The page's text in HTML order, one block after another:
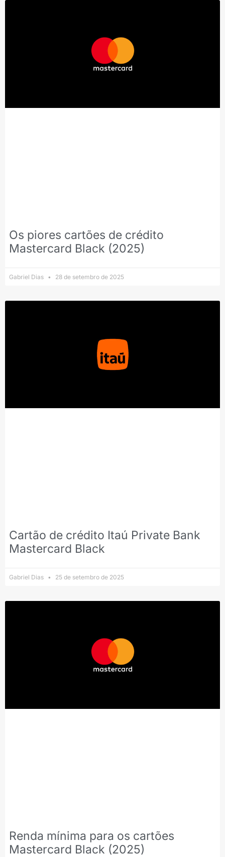
Os piores cartões de crédito
Mastercard Black (2025)
Gabriel Dias 28 de setembro de 2025
Cartão de crédito Itaú Private Bank
Mastercard Black
Gabriel Dias 25 de setembro de 2025
Renda mínima para os cartões
Mastercard Black (2025)